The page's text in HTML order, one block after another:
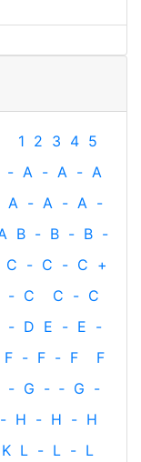
1 2 3 4 5
- A - A - A
A - A - A -
B - B - B -
C - C - C +
- C C - C
- D E - E -
F - F - F
F
- G - ‐ G -
- H - H - H
K L - L - L